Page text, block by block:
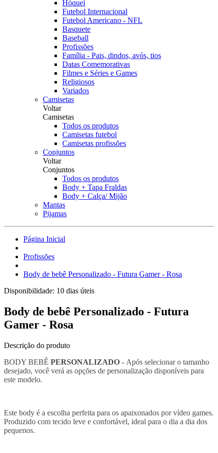
Hóquei
Futebol Internacional
Futebol Americano - NFL
Basquete
Baseball
Profissões
Família - Pais, dindos, avós, tios
Datas Comemorativas
Filmes e Séries e Games
Religiosos
Variados
Camisetas
Voltar
Camisetas
Todos os produtos
Camisetas futebol
Camisetas profissões
Conjuntos
Voltar
Conjuntos
Todos os produtos
Body + Tapa Fraldas
Body + Calça/ Mijão
Mantas
Pijamas
Página Inicial
Profissões
Body de bebê Personalizado - Futura Gamer - Rosa
Disponibilidade: 10 dias úteis
Body de bebê Personalizado - Futura
Gamer - Rosa
Descrição do produto
BODY BEBÊ PERSONALIZADO - Após selecionar o tamanho
desejado, você verá as opções de personalização disponíveis para
este modelo.
Este body é a escolha perfeita para os apaixonados por vídeo games.
Produzido com tecido leve e confortável, ideal para o dia a dia dos
pequenos.